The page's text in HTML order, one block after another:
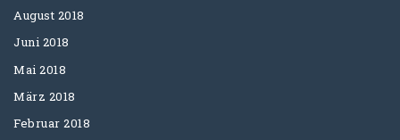
August 2018
Juni 2018
Mai 2018
März 2018
Februar 2018